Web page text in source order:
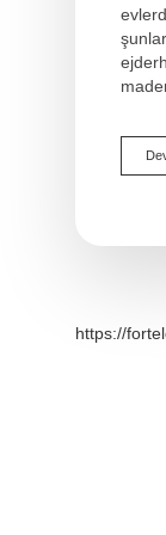
https://